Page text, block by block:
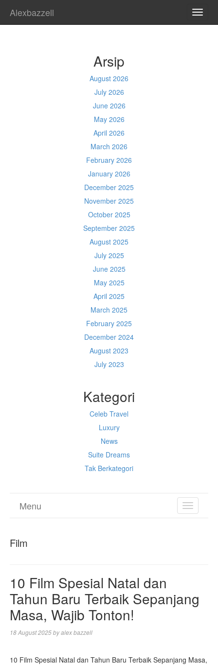
Alexbazzell
Arsip
August 2026
July 2026
June 2026
May 2026
April 2026
March 2026
February 2026
January 2026
December 2025
November 2025
October 2025
September 2025
August 2025
July 2025
June 2025
May 2025
April 2025
March 2025
February 2025
December 2024
August 2023
July 2023
Kategori
Celeb Travel
Luxury
News
Suite Dreams
Tak Berkategori
TOGGLE
Menu
Film
10 Film Spesial Natal dan
Tahun Baru Terbaik Sepanjang
Masa, Wajib Tonton!
18 August 2025byalex bazzell
10 Film Spesial Natal dan Tahun Baru Terbaik Sepanjang Masa,